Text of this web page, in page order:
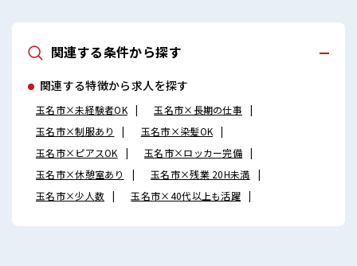
関連する条件から探す
関連する特徴から求人を探す
玉名市×未経験者OK
玉名市×長期の仕事
玉名市×制服あり
玉名市×染髪OK
玉名市×ピアスOK
玉名市×ロッカー完備
玉名市×休憩室あり
玉名市×残業 20H未満
玉名市×少人数
玉名市×40代以上も活躍